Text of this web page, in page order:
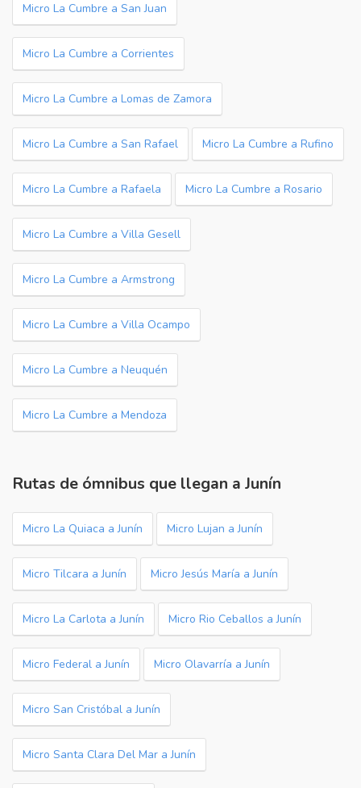
Micro La Cumbre a San Juan
Micro La Cumbre a Corrientes
Micro La Cumbre a Lomas de Zamora
Micro La Cumbre a San Rafael Micro La Cumbre a Rufino
Micro La Cumbre a Rafaela Micro La Cumbre a Rosario
Micro La Cumbre a Villa Gesell
Micro La Cumbre a Armstrong
Micro La Cumbre a Villa Ocampo
Micro La Cumbre a Neuquén
Micro La Cumbre a Mendoza
Rutas de ómnibus que llegan a Junín
Micro La Quiaca a Junín Micro Lujan a Junín
Micro Tilcara a Junín Micro Jesús María a Junín
Micro La Carlota a Junín Micro Rio Ceballos a Junín
Micro Federal a Junín Micro Olavarría a Junín
Micro San Cristóbal a Junín
Micro Santa Clara Del Mar a Junín